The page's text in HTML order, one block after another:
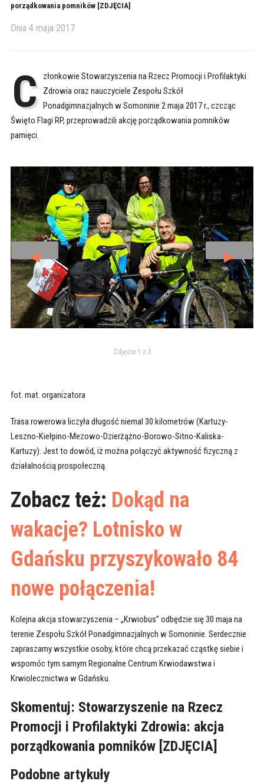
porządkowania pomników [ZDJĘCIA]
Dnia 4 maja 2017
C
złonkowie Stowarzyszenia na Rzecz Promocji i Profilaktyki
Zdrowia oraz nauczyciele Zespołu Szkół
Ponadgimnazjalnych w Somoninie 2 maja 2017 r., czcząc
Święto Flagi RP, przeprowadzili akcję porządkowania pomników
pamięci.
◄ ►
Zdjęcie 1 z 3
fot. mat. organizatora
Trasa rowerowa liczyła długość niemal 30 kilometrów (Kartuzy-
Leszno-Kiełpino-Mezowo-Dzierżążno-Borowo-Sitno-Kaliska-
Kartuzy). Jest to dowód, iż można połączyć aktywność fizyczną z
działalnością prospołeczną.
Zobacz też: Dokąd na
wakacje? Lotnisko w
Gdańsku przyszykowało 84
nowe połączenia!
Kolejna akcja stowarzyszenia – „Krwiobus” odbędzie się 30 maja na
terenie Zespołu Szkół Ponadgimnazjalnych w Somoninie. Serdecznie
zapraszamy wszystkie osoby, które chcą przekazać cząstkę siebie i
wspomóc tym samym Regionalne Centrum Krwiodawstwa i
Krwiolecznictwa w Gdańsku.
Skomentuj: Stowarzyszenie na Rzecz
Promocji i Profilaktyki Zdrowia: akcja
porządkowania pomników [ZDJĘCIA]
Podobne artykuły